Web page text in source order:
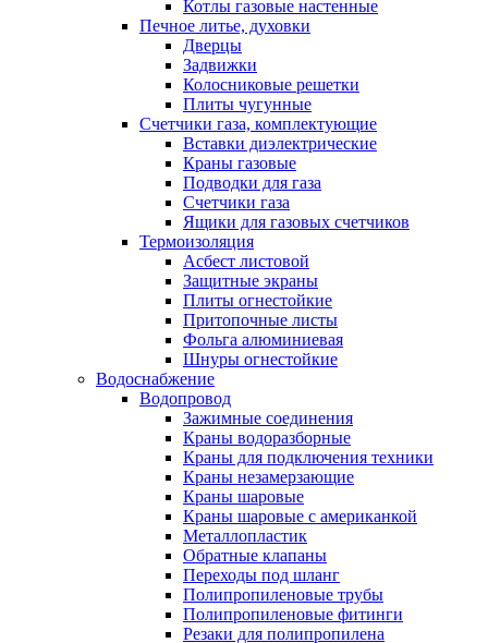
Котлы газовые настенные
Печное литье, духовки
Дверцы
Задвижки
Колосниковые решетки
Плиты чугунные
Счетчики газа, комплектующие
Вставки диэлектрические
Краны газовые
Подводки для газа
Счетчики газа
Ящики для газовых счетчиков
Термоизоляция
Асбест листовой
Защитные экраны
Плиты огнестойкие
Притопочные листы
Фольга алюминиевая
Шнуры огнестойкие
Водоснабжение
Водопровод
Зажимные соединения
Краны водоразборные
Краны для подключения техники
Краны незамерзающие
Краны шаровые
Краны шаровые с американкой
Металлопластик
Обратные клапаны
Переходы под шланг
Полипропиленовые трубы
Полипропиленовые фитинги
Резаки для полипропилена